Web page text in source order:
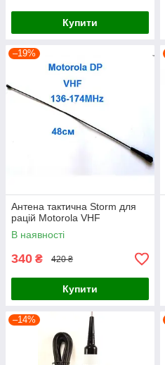
Купити
–19%
Антена тактична Storm для
рацій Motorola VHF
В наявності
340 ₴ 420 ₴
Купити
–14%